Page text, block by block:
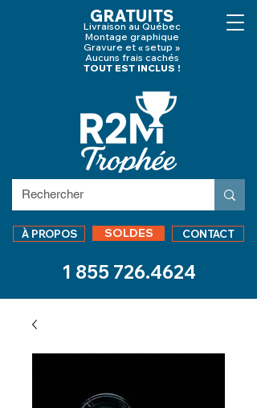
GRATUITS
Livraison au Québec
Montage graphique
Gravure et « setup »
Aucuns frais cachés
TOUT EST INCLUS !
À PROPOS SOLDES CONTACT
1 855 726.4624